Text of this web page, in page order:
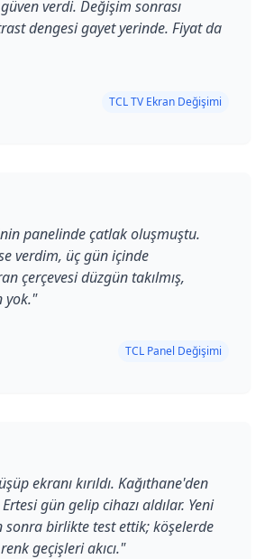
verdi. Değişim sonrası
dengesi gayet yerinde. Fiyat da
TCL TV Ekran Değişimi
panelinde çatlak oluşmuştu.
verdim, üç gün içinde
çerçevesi düzgün takılmış,
yok."
TCL Panel Değişimi
ekranı kırıldı. Kağıthane'den
gün gelip cihazı aldılar. Yeni
sonra birlikte test ettik; köşelerde
renk geçişleri akıcı."